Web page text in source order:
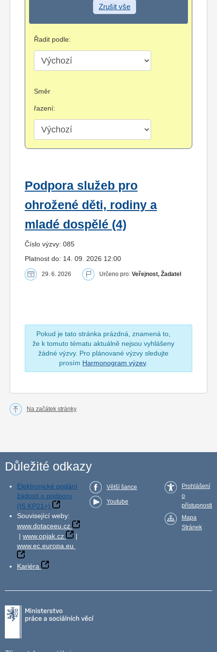
Zrušit vše
Řadit podle:
Směr
řazení:
Podpora služeb pro
ohrožené děti, rodiny a
mladé dospělé (4)
Číslo výzvy: 085
Platnost do: 14. 09. 2026 12:00
29. 6. 2026 Určeno pro: Veřejnost, Žadatel
Pokud je tato stránka prázdná, znamená to,
že k tomuto tématu aktuálně nejsou vyhlášeny
žádné výzvy. Pro plánované výzvy sledujte
prosím Harmonogram výzev.
Na začátek stránky
Důležité odkazy
Elektronické podání
žádosti o podporu
(IS KP21+)
Související weby:
www.dotaceeu.cz
| www.opjak.cz
|
www.ec.europa.eu
Kariéra
Větší šance
Youtube
Prohlášení
o
přístupnosti
Mapa
Stránek